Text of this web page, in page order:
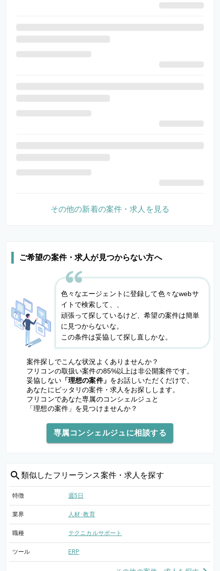
ご希望の案件・求人が見つからない方へ
色々なエージェントに登録して色々なwebサ
イトで検索して、、
頑張って探しているけど、希望の案件は簡単
に見つからないな。
この条件は妥協して探し直しかな。
案件探しでこんな状況よくありませんか？
フリコンの取扱い案件の85%以上は非公開案件です。
妥協しない「理想の案件」 をお話しいただくだけで、
あなたにピッタリの案件・求人をお探しします。
フリコンであなた専属のコンシェルジュと
「理想の案件」を見つけませんか？
専属コンシェルジュに相談する
類似した フリーランス案件・求人を探す
特徴 週5日
業界 人材･教育
職種 テクニカルサポート
ツール ERP
その他の新着の案件・求人を見る